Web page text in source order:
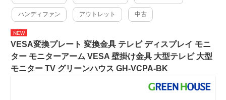
ハンディファン アウトレット 中古
NEW
VESA変換プレート 変換金具 テレビ ディスプレイ モニ
ター モニターアーム VESA 壁掛け金具 大型テレビ 大型
モニター TV グリーンハウス GH-VCPA-BK